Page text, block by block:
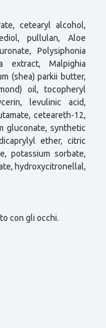
cetearyl alcohol,
pullulan, Aloe
Polysiphonia
extract, Malpighia
(shea) parkii butter,
oil, tocopheryl
levulinic acid,
ceteareth-12,
gluconate, synthetic
ether, citric
potassium sorbate,
hydroxycitronellal,
con gli occhi.